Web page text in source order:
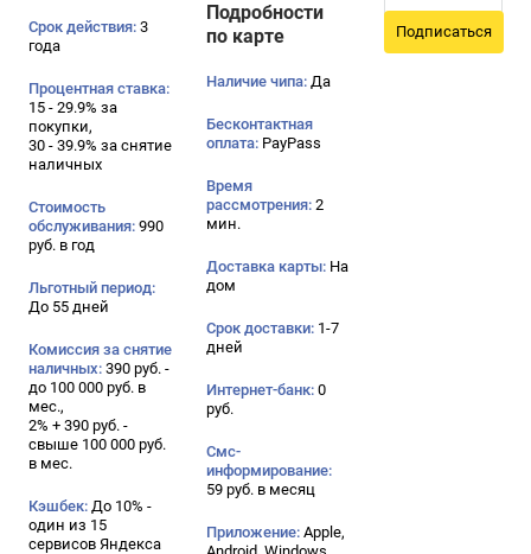
Срок действия: 3
года
Процентная ставка:
15 - 29.9% за
покупки,
30 - 39.9% за снятие
наличных
Стоимость
обслуживания: 990
руб. в год
Льготный период:
До 55 дней
Комиссия за снятие
наличных: 390 руб. -
до 100 000 руб. в
мес.,
2% + 390 руб. -
свыше 100 000 руб.
в мес.
Кэшбек: До 10% -
один из 15
сервисов Яндекса
Подробности
по карте
Наличие чипа: Да
Бесконтактная
оплата: PayPass
Время
рассмотрения: 2
мин.
Доставка карты: На
дом
Срок доставки: 1-7
дней
Интернет-банк: 0
руб.
Смс-
информирование:
59 руб. в месяц
Приложение: Apple,
Подписаться